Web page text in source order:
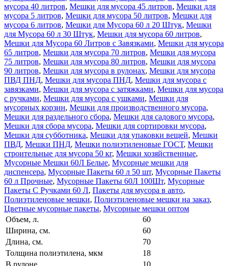
мусора 40 литров, Мешки для мусора 45 литров, Мешки для
мусора 5 литров, Мешки для мусора 50 литров, Мешки для
мусора 6 литров, Мешки для Мусора 60 л 20 Штук, Мешки
для Мусора 60 л 30 Штук, Мешки для мусора 60 литров,
Мешки для Мусора 60 Литров с Завязками, Мешки для мусора
65 литров, Мешки для мусора 70 литров, Мешки для мусора
75 литров, Мешки для мусора 80 литров, Мешки для мусора
90 литров, Мешки для мусора в рулонах, Мешки для мусора
ПВД ПНД, Мешки для мусора ПНД, Мешки для мусора с
завязками, Мешки для мусора с затяжками, Мешки для мусора
с ручками, Мешки для мусора с ушками, Мешки для
мусорных корзин, Мешки для производственного мусора,
Мешки для раздельного сбора, Мешки для садового мусора,
Мешки для сбора мусора, Мешки для сортировки мусора,
Мешки для субботника, Мешки для упаковки вещей, Мешки
ПВД, Мешки ПНД, Мешки полиэтиленовые ГОСТ, Мешки
строительные для мусора 50 кг, Мешки хозяйственные,
Мусорные Мешки 60Л Белые, Мусорные мешки для
диспенсера, Мусорные Пакеты 60 л 50 шт, Мусорные Пакеты
60 л Прочные, Мусорные Пакеты 60Л 100Шт, Мусорные
Пакеты С Ручками 60 Л, Пакеты для мусора в авто,
Полиэтиленовые мешки, Полиэтиленовые мешки на заказ,
Цветные мусорные пакеты, Мусорные мешки оптом
Объем, л.
60
Ширина, см.
60
Длина, см.
70
Толщина полиэтилена, мкм
18